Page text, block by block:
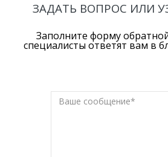
ЗАДАТЬ ВОПРОС ИЛИ
Заполните форму
специалисты ответят вам в